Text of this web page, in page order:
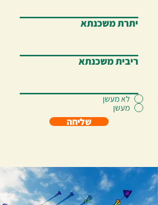
יתרת משכנתא
ריבית משכנתא
לא מעשן
מעשן
שליחה